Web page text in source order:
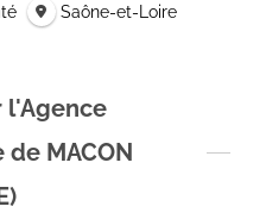
Saône-et-Loire
l'Agence
MACON